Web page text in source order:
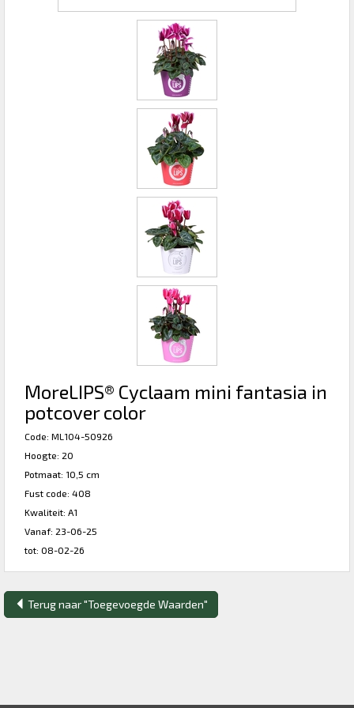
MoreLIPS® Cyclaam mini fantasia in
potcover color
Code: ML104-50926
Hoogte: 20
Potmaat: 10,5 cm
Fust code: 408
Kwaliteit: A1
Vanaf: 23-06-25
tot: 08-02-26
Terug naar "Toegevoegde Waarden"